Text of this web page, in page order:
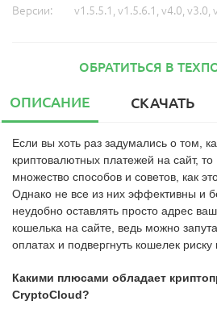
Версии:
v1.5.5.1 v1.5.6.1 v4.0 v3.0
ОБРАТИТЬСЯ В
ОПИСАНИЕ СКАЧАТЬ
Если вы хоть раз задумались о том,
криптовалютных платежей на сайт, то
множество способов и советов, как
Однако не все из них эффективны и
неудобно оставлять просто адрес
кошелька на сайте, ведь можно
оплатах и подвергнуть кошелек риску
Какими плюсами обладает
СryptoCloud?